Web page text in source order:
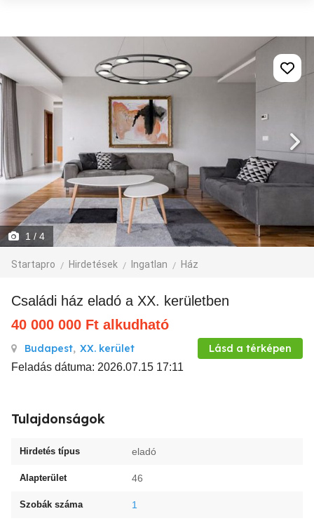
1 / 4
Startapro Hirdetések Ingatlan Ház
Családi ház eladó a XX. kerületben
40 000 000 Ft alkudható
Budapest, XX. kerület Lásd a térképen
Feladás dátuma: 2026.07.15 17:11
Tulajdonságok
Hirdetés típus eladó
Alapterület 46
Szobák száma 1